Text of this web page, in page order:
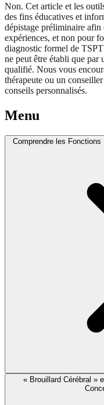
Non. Cet article et les
des fins éducatives et
dépistage préliminaire
expériences, et non pour
diagnostic formel de
ne peut être établi que par
qualifié. Nous vous
thérapeute ou un
conseils personnalisés.
Menu
Comprendre les
« Brouillard Cérébral »